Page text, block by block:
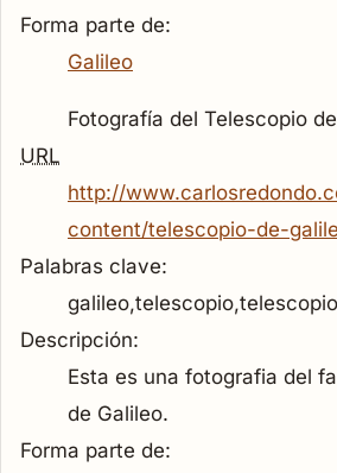
Forma parte de:
Galileo
Fotografía del Telescopio
URL
http://
content/telescopio-de-
Palabras clave:
Descripción:
Esta es una fotografia del
de Galileo.
Forma parte de: